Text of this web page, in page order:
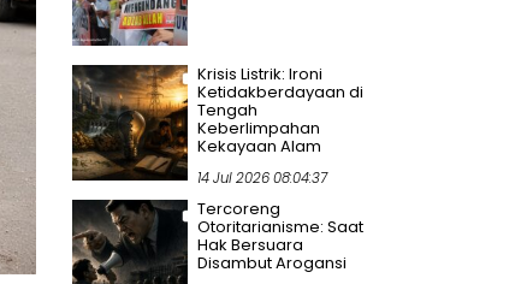
Krisis Listrik: Ironi
Ketidakberdayaan di
Tengah
Keberlimpahan
Kekayaan Alam
14 Jul 2026 08:04:37
Tercoreng
Otoritarianisme: Saat
Hak Bersuara
Disambut Arogansi